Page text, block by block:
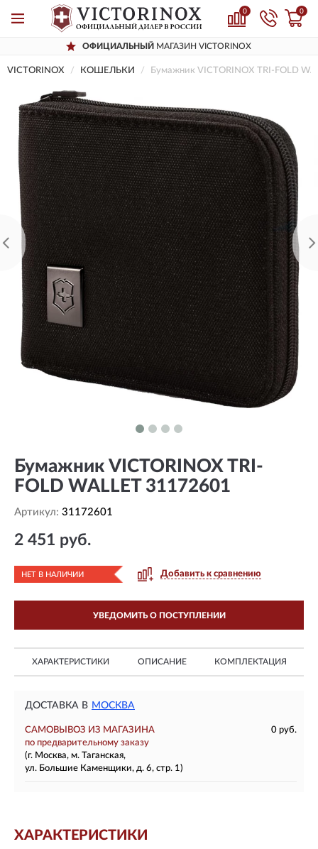
0 0
ОФИЦИАЛЬНЫЙ МАГАЗИН VICTORINOX
VICTORINOX КОШЕЛЬКИ Бумажник VICTORINOX TRI-FOLD
Бумажник VICTORINOX TRI-
FOLD WALLET 31172601
Артикул: 31172601
2 451 руб.
НЕТ В НАЛИЧИИ Добавить к сравнению
УВЕДОМИТЬ О ПОСТУПЛЕНИИ
ХАРАКТЕРИСТИКИ ОПИСАНИЕ КОМПЛЕКТАЦИЯ
ДОСТАВКА В МОСКВА
САМОВЫВОЗ ИЗ МАГАЗИНА
0 руб.
по предварительному заказу
(г. Москва, м. Таганская,
ул. Большие Каменщики, д. 6, стр. 1)
ХАРАКТЕРИСТИКИ